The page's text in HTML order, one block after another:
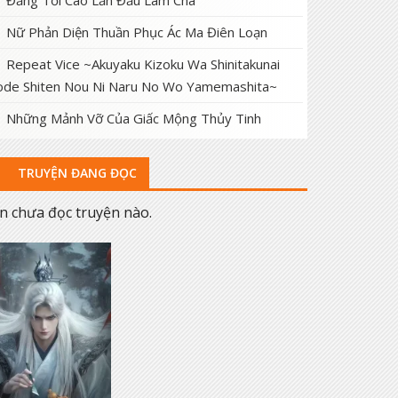
Nữ Phản Diện Thuần Phục Ác Ma Điên Loạn
Repeat Vice ~Akuyaku Kizoku Wa Shinitakunai
Shiten Nou Ni Naru No Wo Yamemashita~
Những Mảnh Vỡ Của Giấc Mộng Thủy Tinh
TRUYỆN ĐANG ĐỌC
chưa đọc truyện nào.